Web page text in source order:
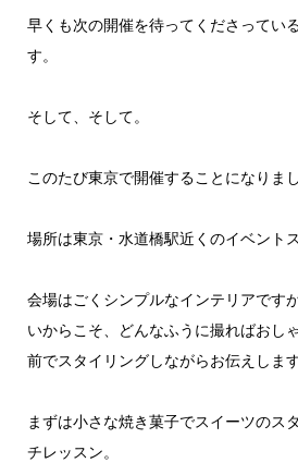
早くも次の開催を待ってくださってい
す。
そして、そして。
このたび東京で開催することになりま
場所は東京・水道橋駅近くのイベント
会場はごくシンプルなインテリアです
いからこそ、どんなふうに撮ればおし
前でスタイリングしながらお伝えします
まずは小さな焼き菓子でスイーツのス
チレッスン。